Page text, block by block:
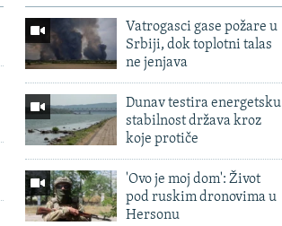
Vatrogasci gase požare u
Srbiji, dok toplotni talas
ne jenjava
Dunav testira energetsku
stabilnost država kroz
koje protiče
'Ovo je moj dom': Život
pod ruskim dronovima u
Hersonu